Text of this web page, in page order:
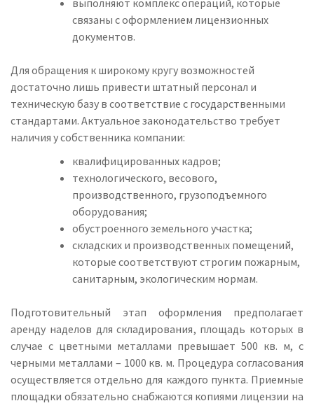
выполняют комплекс операций, которые
связаны с оформлением лицензионных
документов.
Для обращения к широкому кругу возможностей
достаточно лишь привести штатный персонал и
техническую базу в соответствие с государственными
стандартами. Актуальное законодательство требует
наличия у собственника компании:
квалифицированных кадров;
технологического, весового,
производственного, грузоподъемного
оборудования;
обустроенного земельного участка;
складских и производственных помещений,
которые соответствуют строгим пожарным,
санитарным, экологическим нормам.
Подготовительный этап оформления предполагает
аренду наделов для складирования, площадь которых в
случае с цветными металлами превышает 500 кв. м, с
черными металлами – 1000 кв. м. Процедура согласования
осуществляется отдельно для каждого пункта. Приемные
площадки обязательно снабжаются копиями лицензии на